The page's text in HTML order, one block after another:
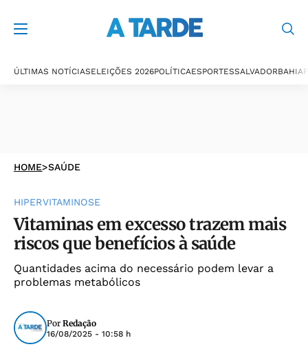
ÚLTIMAS NOTÍCIASELEIÇÕES 2026POLÍTICAESPORTESSALVADORBAHIA
HOME>SAÚDE
HIPERVITAMINOSE
Vitaminas em excesso trazem mais
riscos que benefícios à saúde
Quantidades acima do necessário podem levar a
problemas metabólicos
Por Redação
16/08/2025 - 10:58 h